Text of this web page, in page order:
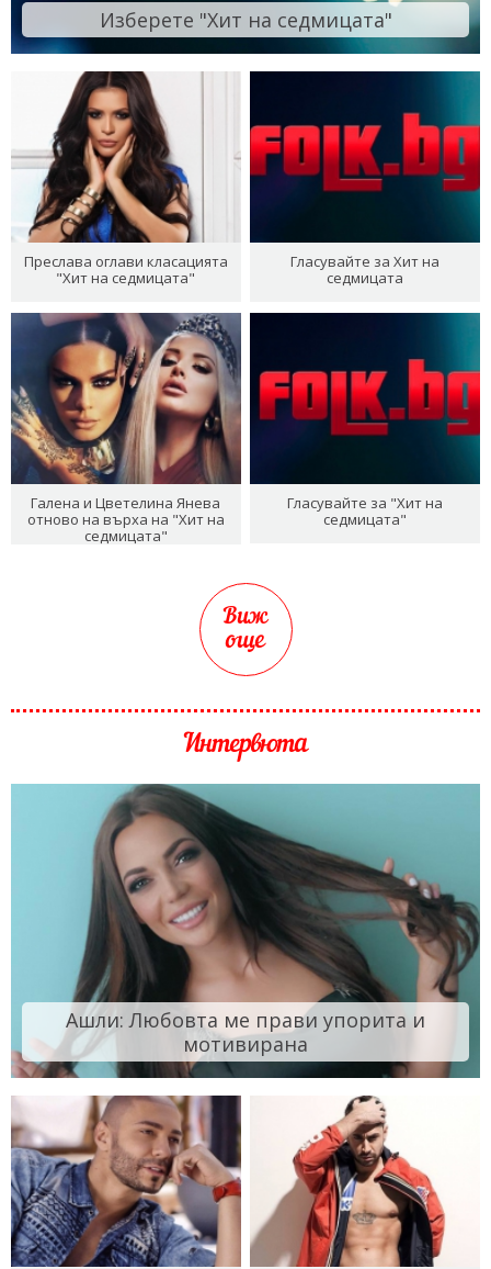
Изберете "Хит на седмицата"
Преслава оглави класацията
"Хит на седмицата"
Гласувайте за Хит на
седмицата
Галена и Цветелина Янева
отново на върха на "Хит на
седмицата"
Гласувайте за "Хит на
седмицата"
Виж
още
Интервюта
Ашли: Любовта ме прави упорита и
мотивирана